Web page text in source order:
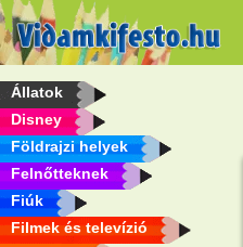
Állatok
Disney
Földrajzi helyek
Felnőtteknek
Fiúk
Filmek és televízió